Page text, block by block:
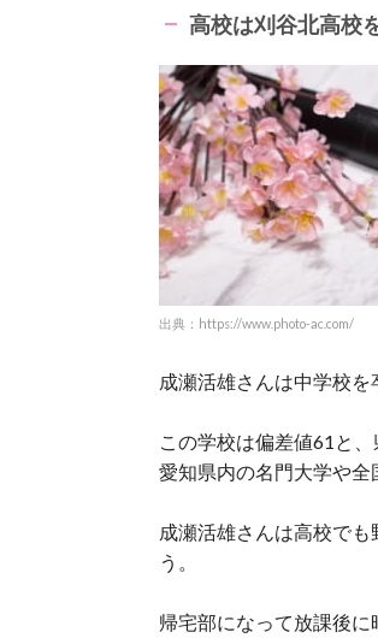
高校は刈谷北高校
出典：https://www.photo-ac.com/
成瀬活雄さんは中学校
この学校は偏差値61と
愛知県内の名門大学や全
成瀬活雄さんは高校で
う。
帰宅部になって放課後に